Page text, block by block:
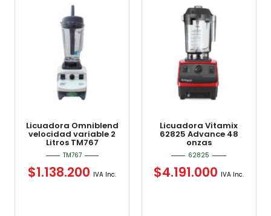
Licuadora Omniblend
velocidad variable 2
Litros TM767
TM767
$1.138.200 IVA Inc.
Licuadora Vitamix
62825 Advance 48
onzas
62825
$4.191.000 IVA Inc.